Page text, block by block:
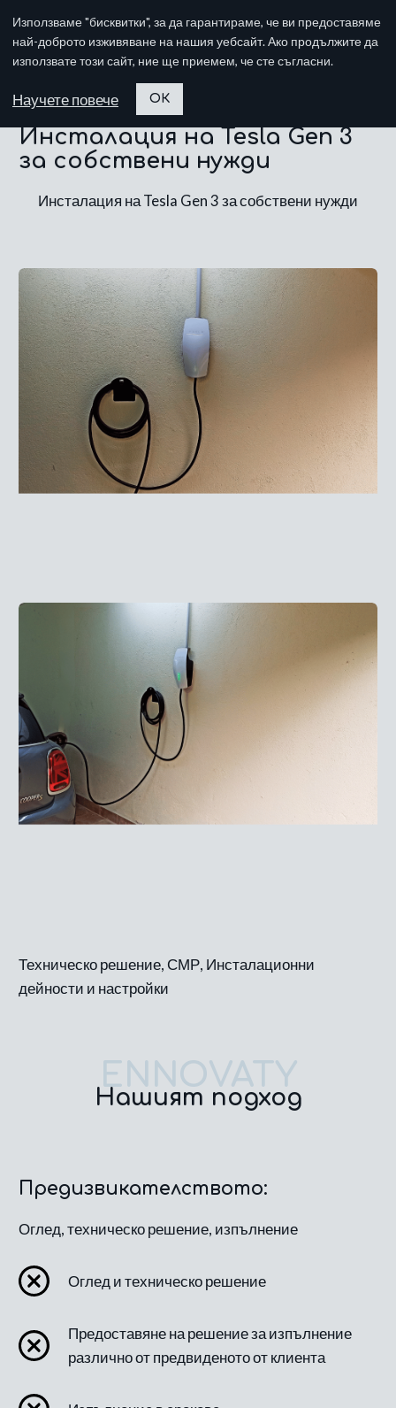
Използваме "бисквитки", за да гарантираме, че ви предоставяме
най-доброто изживяване на нашия уебсайт. Ако продължите да
използвате този сайт, ние ще приемем, че сте съгласни.
Научете повече ОК
Инсталация на Tesla Gen 3
за собствени нужди
Инсталация на Tesla Gen 3 за собствени нужди
Техническо решение, СМР, Инсталационни
дейности и настройки
ENNOVATY
Нашият подход
Предизвикателството:
Оглед, техническо решение, изпълнение
Оглед и техническо решение
Предоставяне на решение за изпълнение
различно от предвиденото от клиента